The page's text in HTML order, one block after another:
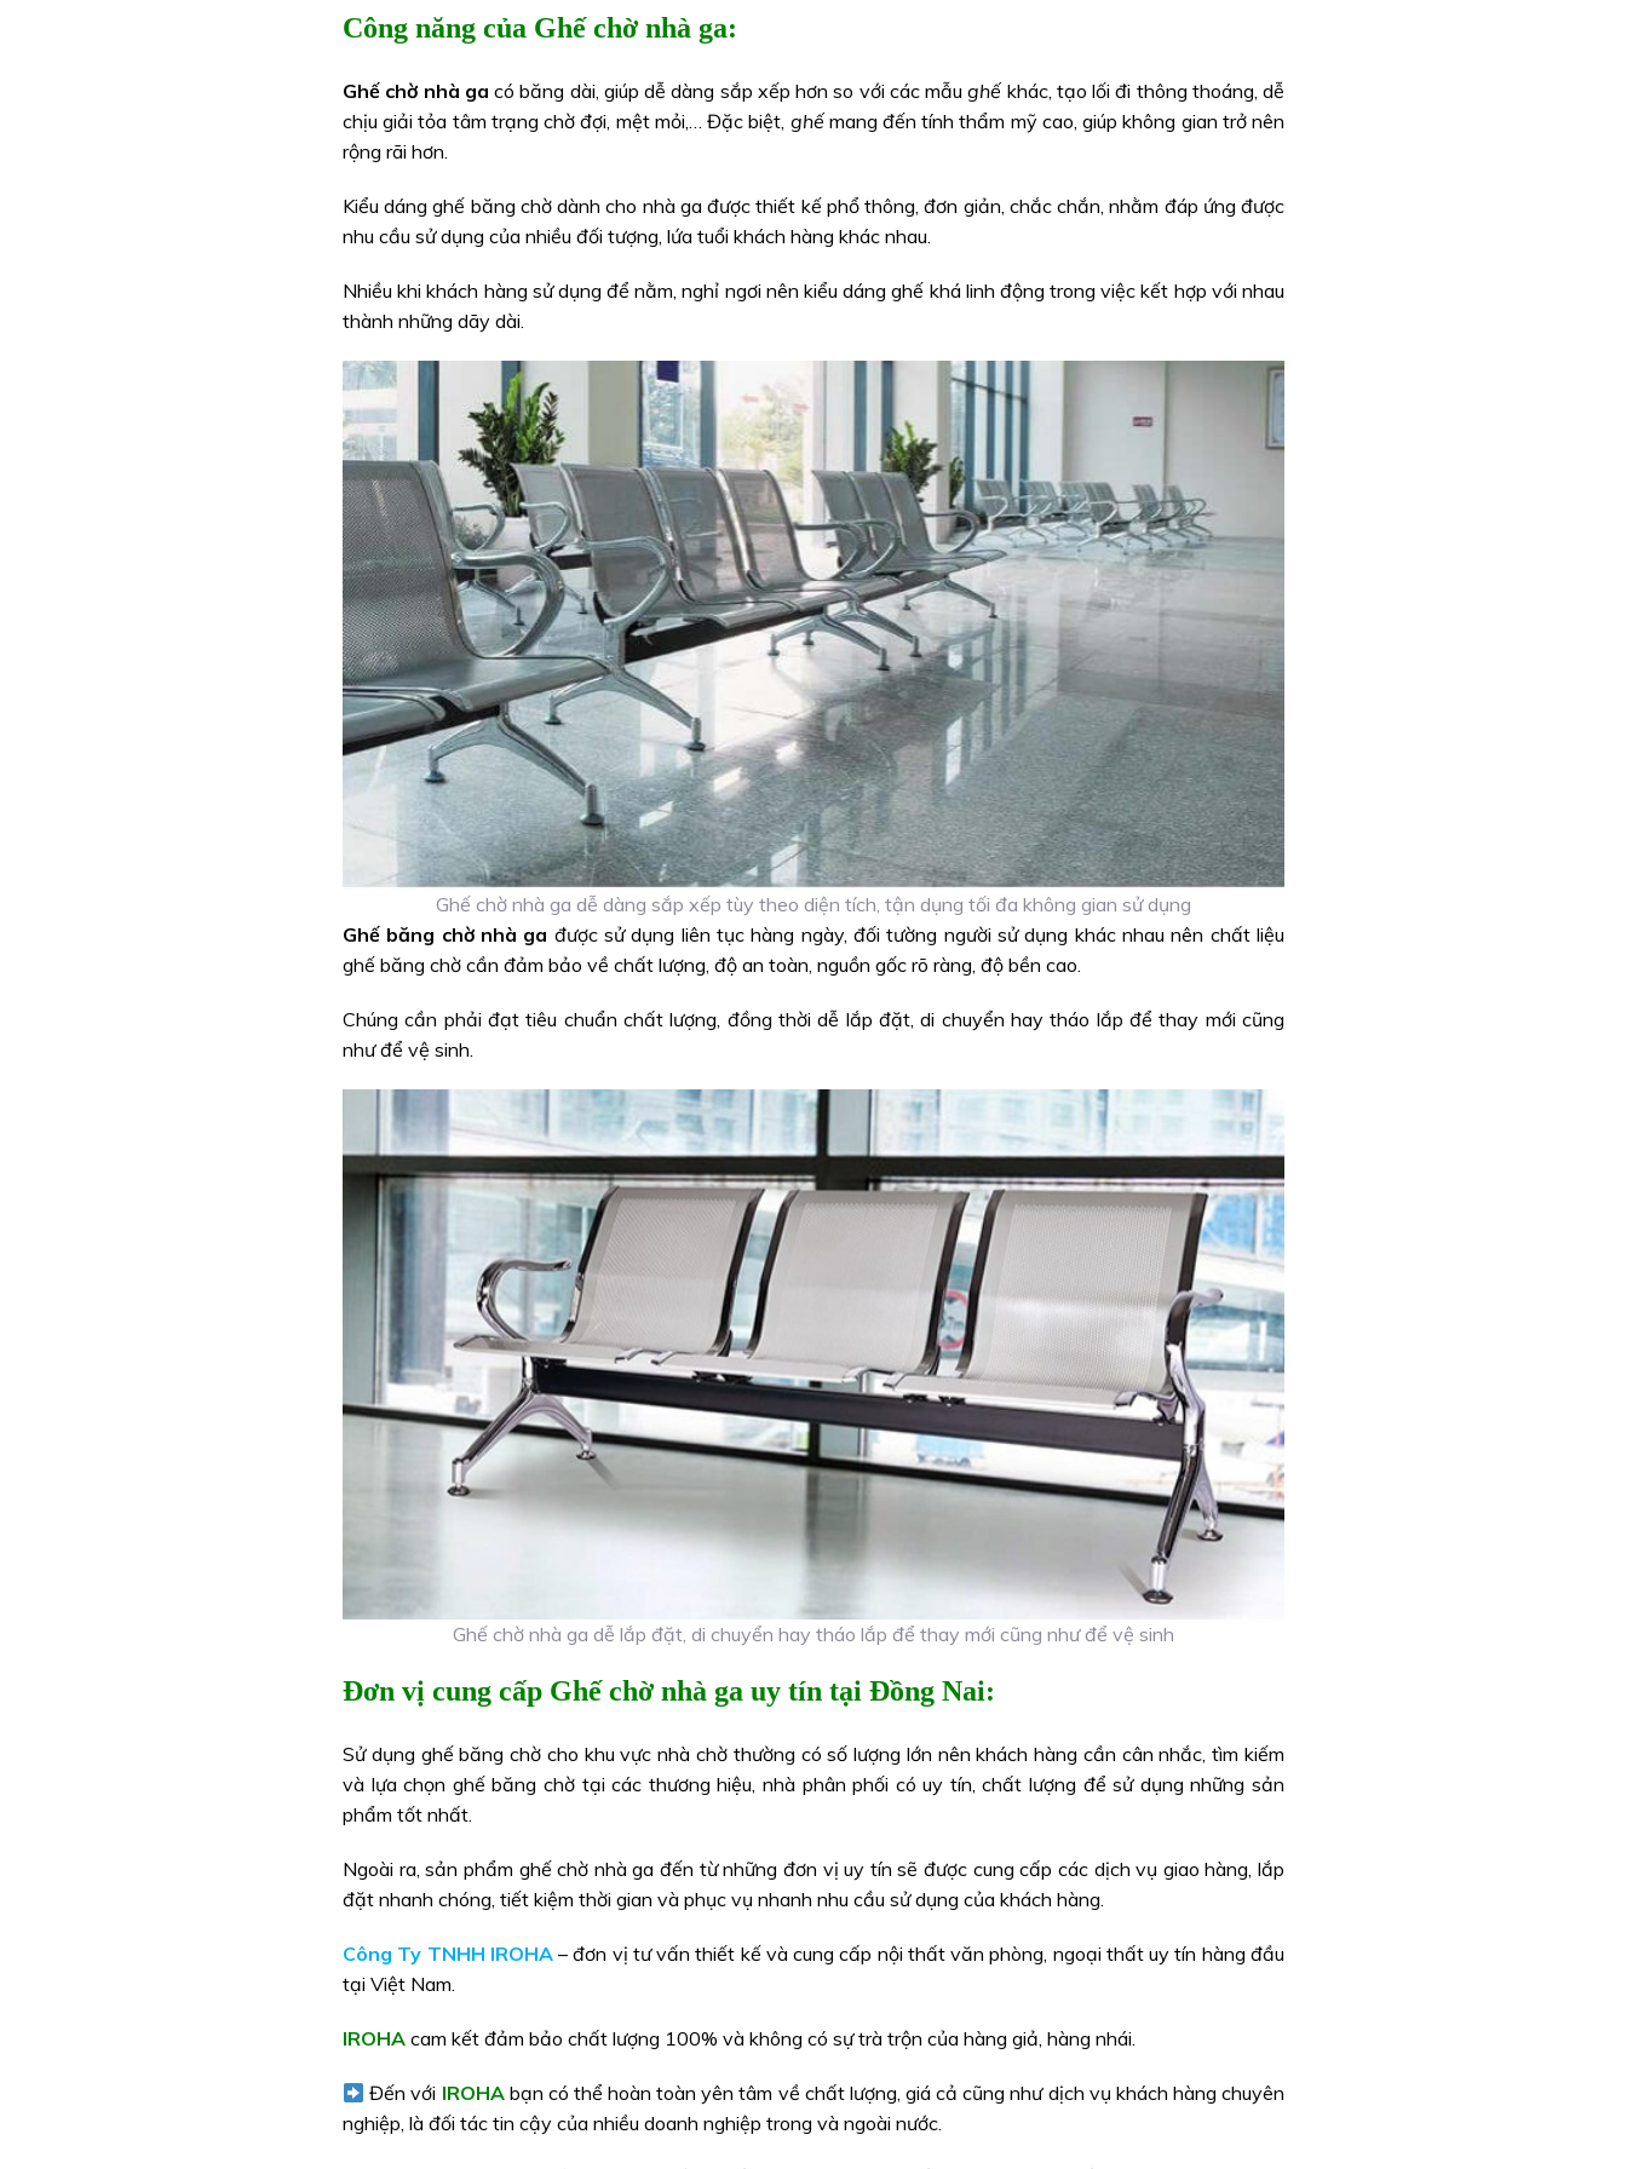
Công năng của Ghế chờ nhà ga:
Ghế chờ nhà ga có băng dài, giúp dễ dàng sắp xếp hơn so với các mẫughếkhác, tạo lối đi thông thoáng, dễ
chịu giải tỏa tâm trạng chờ đợi, mệt mỏi,… Đặc biệt, ghếmang đến tính thẩm mỹ cao, giúp không gian trở nên
rộng rãi hơn.
Kiểu dáng ghế băng chờ dành cho nhà ga được thiết kế phổ thông, đơn giản, chắc chắn, nhằm đáp ứng được
nhu cầu sử dụng của nhiều đối tượng, lứa tuổi khách hàng khác nhau.
Nhiều khi khách hàng sử dụng để nằm, nghỉ ngơi nên kiểu dáng ghế khá linh động trong việc kết hợp với nhau
thành những dãy dài.
Ghế chờ nhà ga dễ dàng sắp xếp tùy theo diện tích, tận dụng tối đa không gian sử dụng
Ghế băng chờ nhà ga được sử dụng liên tục hàng ngày, đối tường người sử dụng khác nhau nên chất liệu
ghế băng chờ cần đảm bảo về chất lượng, độ an toàn, nguồn gốc rõ ràng, độ bền cao.
Chúng cần phải đạt tiêu chuẩn chất lượng, đồng thời dễ lắp đặt, di chuyển hay tháo lắp để thay mới cũng
như để vệ sinh.
Ghế chờ nhà ga dễ lắp đặt, di chuyển hay tháo lắp để thay mới cũng như để vệ sinh
Đơn vị cung cấp Ghế chờ nhà ga uy tín tại Đồng Nai:
Sử dụng ghế băng chờ cho khu vực nhà chờ thường có số lượng lớn nên khách hàng cần cân nhắc, tìm kiếm
và lựa chọn ghế băng chờ tại các thương hiệu, nhà phân phối có uy tín, chất lượng để sử dụng những sản
phẩm tốt nhất.
Ngoài ra, sản phẩm ghế chờ nhà ga đến từ những đơn vị uy tín sẽ được cung cấp các dịch vụ giao hàng, lắp
đặt nhanh chóng, tiết kiệm thời gian và phục vụ nhanh nhu cầu sử dụng của khách hàng.
Công Ty TNHH IROHA – đơn vị tư vấn thiết kế và cung cấp nội thất văn phòng, ngoại thất uy tín hàng đầu
tại Việt Nam.
IROHA cam kết đảm bảo chất lượng 100% và không có sự trà trộn của hàng giả, hàng nhái.
Đến với IROHAbạn có thể hoàn toàn yên tâm về chất lượng, giá cả cũng như dịch vụ khách hàng chuyên
nghiệp, là đối tác tin cậy của nhiều doanh nghiệp trong và ngoài nước.